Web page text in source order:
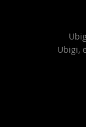
Ubigi,